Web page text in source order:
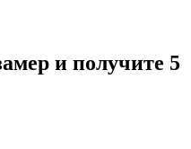
и получите 5